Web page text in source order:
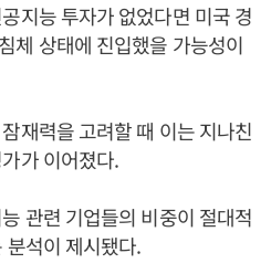
지능 투자가 없었다면 미국 경
체 상태에 진입했을 가능성이
재력을 고려할 때 이는 지나친
가 이어졌다.
관련 기업들의 비중이 절대적
석이 제시됐다.